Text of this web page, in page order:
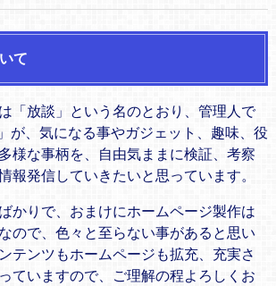
て
「放談」という名のとおり、管理人で
が、気になる事やガジェット、趣味、役
様な事柄を、自由気ままに検証、考察
報発信していきたいと思っています。
かりで、おまけにホームページ製作は
ので、色々と至らない事があると思い
テンツもホームページも拡充、充実さ
ていますので、ご理解の程よろしくお